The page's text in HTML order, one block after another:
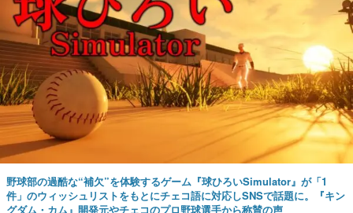
野球部の過酷な“補欠”を体験するゲーム『球ひろいSimulator』が「1
件」のウィッシュリストをもとにチェコ語に対応しSNSで話題に。『キン
グダム・カム』開発元やチェコのプロ野球選手から称賛の声